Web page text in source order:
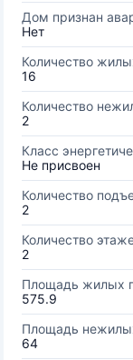
Дом признан
Нет
Количество
16
Количество
2
Класс
Не присвоен
Количество
2
Количество
2
Площадь жилых
575.9
Площадь
64